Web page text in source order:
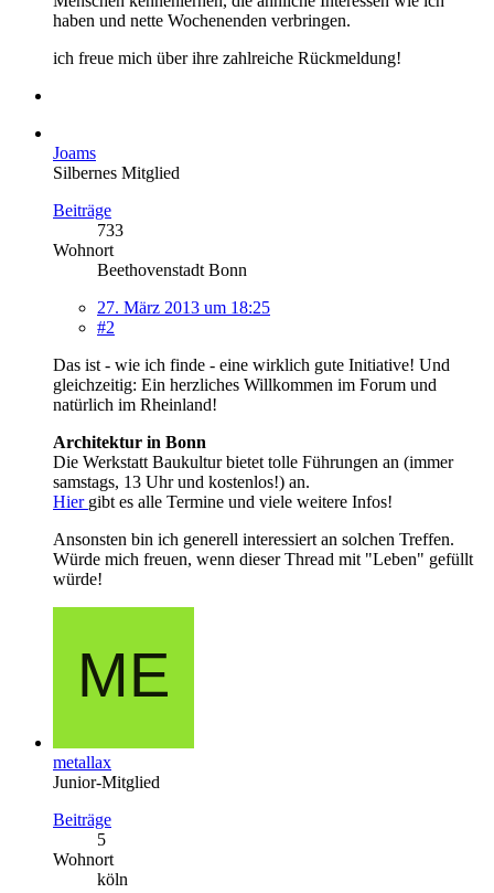
haben und nette Wochenenden verbringen.
ich freue mich über ihre zahlreiche Rückmeldung!
Joams
Silbernes Mitglied
Beiträge
733
Wohnort
Beethovenstadt Bonn
27. März 2013 um 18:25
#2
Das ist - wie ich finde - eine wirklich gute Initiative! Und
gleichzeitig: Ein herzliches Willkommen im Forum und
natürlich im Rheinland!
Architektur in Bonn
Die Werkstatt Baukultur bietet tolle Führungen an (immer
samstags, 13 Uhr und kostenlos!) an.
Hier gibt es alle Termine und viele weitere Infos!
Ansonsten bin ich generell interessiert an solchen Treffen.
Würde mich freuen, wenn dieser Thread mit "Leben" gefüllt
würde!
metallax
Junior-Mitglied
Beiträge
5
Wohnort
köln